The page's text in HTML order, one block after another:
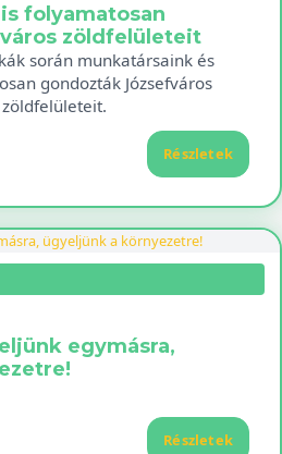
folyamatosan
zöldfelületeit
során munkatársaink és
gondozták Józsefváros
Részletek
egymásra,
Részletek